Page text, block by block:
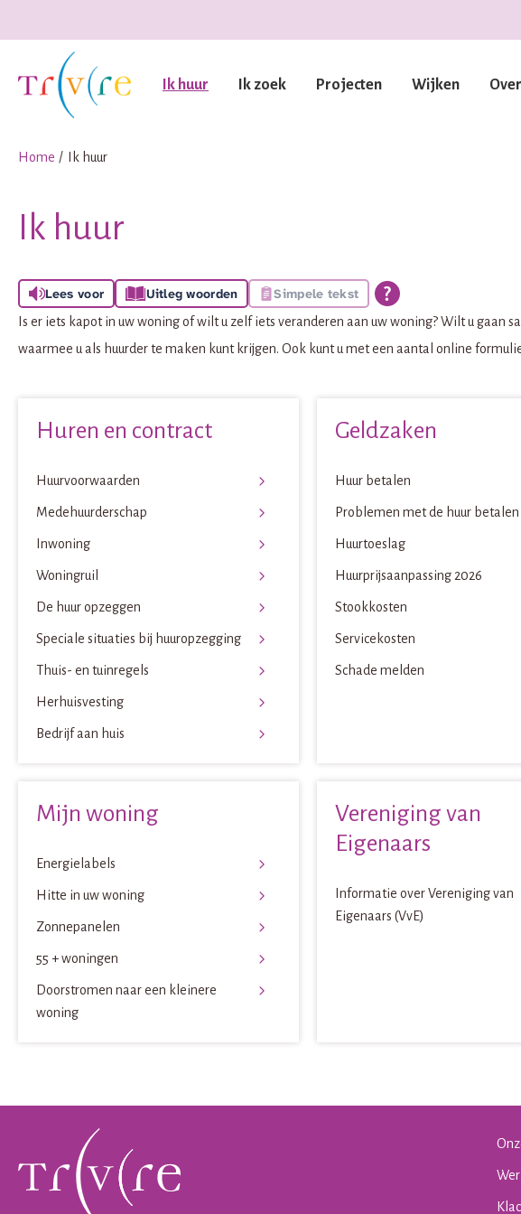
Naar de homepage
Ik huur Ik zoek Projecten Wijken
Home Ik huur
Ik huur
Lees voor Uitleg woorden Simpele tekst
Is er iets kapot in uw woning of wilt u zelf iets veranderen aan uw woning? Wilt u
waarmee u als huurder te maken kunt krijgen. Ook kunt u met een aantal online
Huren en contract
Huurvoorwaarden
Medehuurderschap
Inwoning
Woningruil
De huur opzeggen
Speciale situaties bij huuropzegging
Thuis- en tuinregels
Herhuisvesting
Bedrijf aan huis
Geldzaken
Huur betalen
Problemen met de huur betalen
Huurtoeslag
Huurprijsaanpassing 2026
Stookkosten
Servicekosten
Schade melden
Mijn woning
Energielabels
Hitte in uw woning
Zonnepanelen
55 + woningen
Doorstromen naar een kleinere
woning
Vereniging van
Eigenaars
Informatie over Vereniging van
Eigenaars (VvE)
Contactinformatie